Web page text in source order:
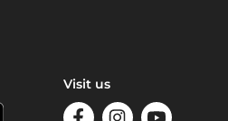
Visit us